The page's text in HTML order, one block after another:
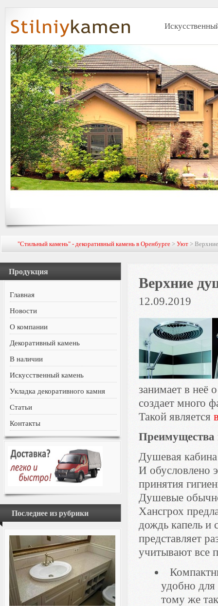
"Стильный камень" - декоративный камень в Оренбурге >Уют >
Продукция
Главная
Новости
О компании
Декоративный камень
В наличии
Искусственный камень
Укладка декоративного камня
Статьи
Контакты
Последнее из рубрики
Верхние
12.09.2019
занимает в неё
создает много
Такой является
Преимущества
Душевая
И обусловлено
принятия
Душевые
Хансгрох
дождь капель и
представляет
учитывают все
удобно
тому же